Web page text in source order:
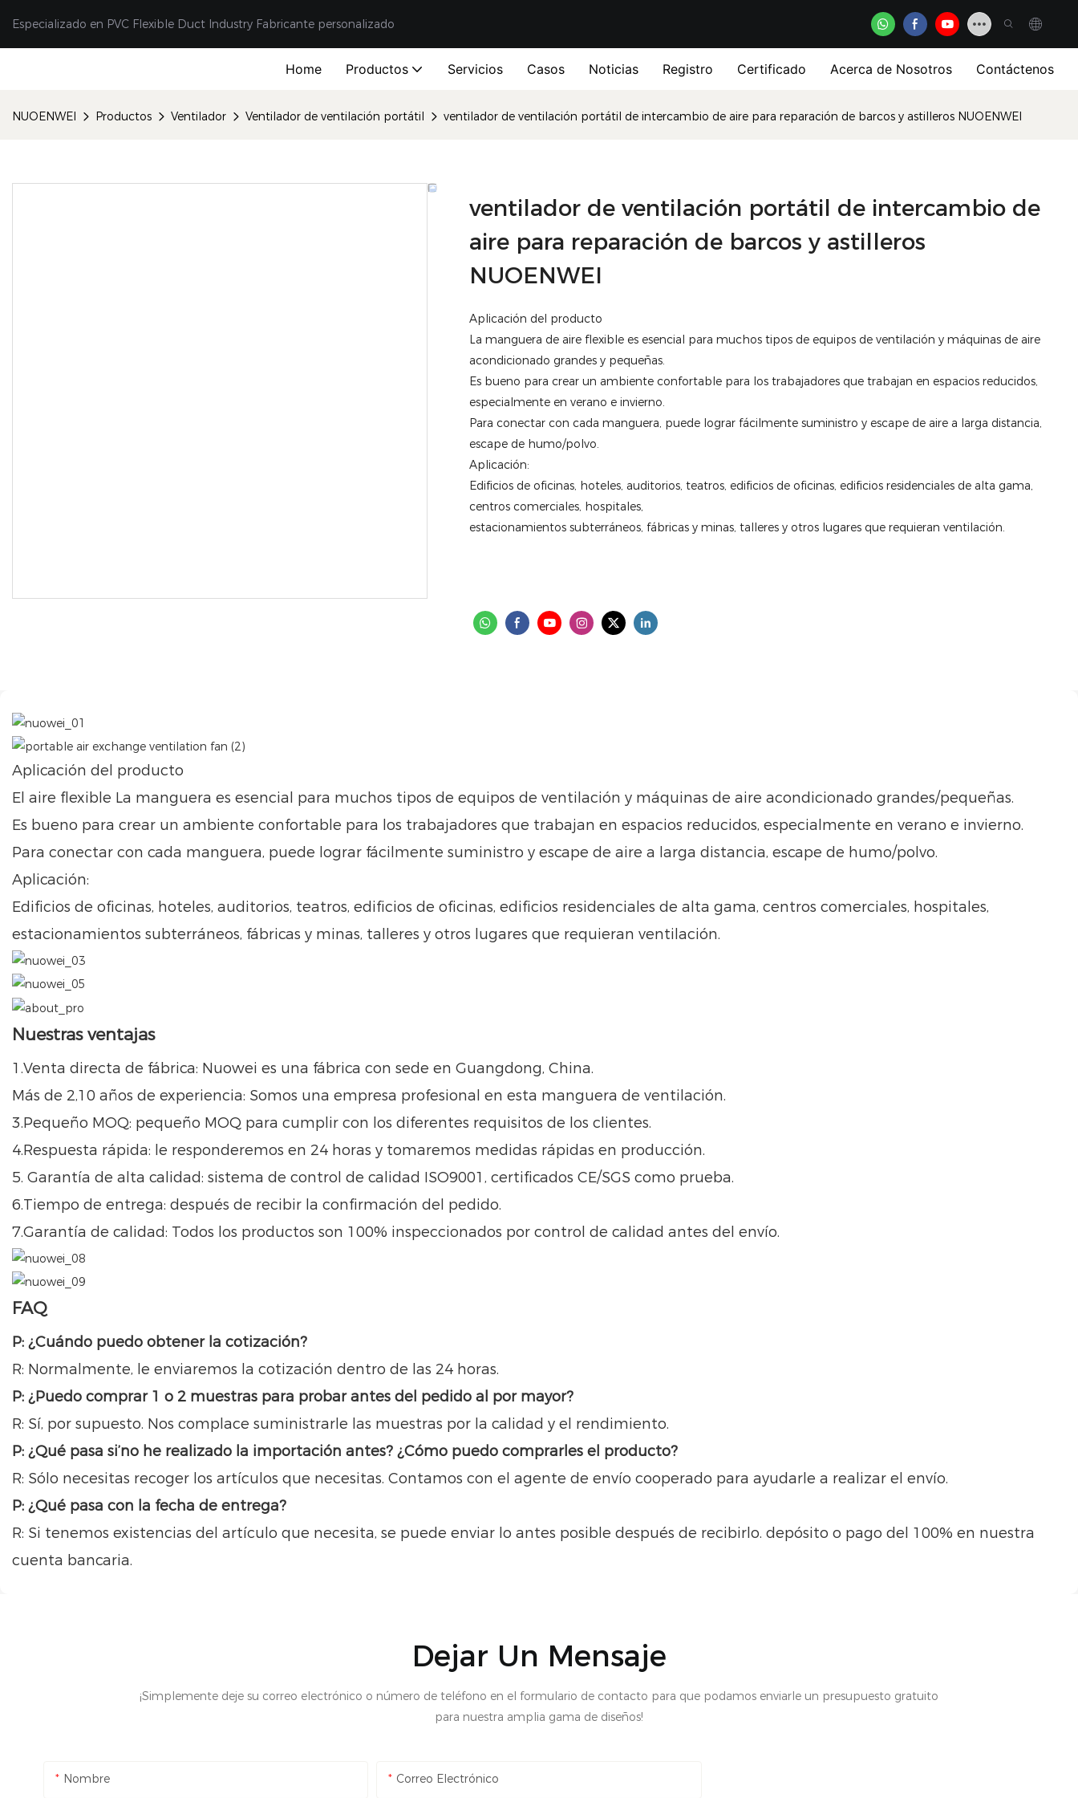
Especializado en PVC Flexible Duct Industry Fabricante personalizado
Home Productos Servicios Casos Noticias Registro Certificado Acerca de Nosotros Contáctenos
NUOENWEI Productos Ventilador Ventilador de ventilación portátil ventilador de ventilación portátil de intercambio de aire para reparación de barcos y astilleros NUOENWEI
ventilador de ventilación portátil de intercambio de
aire para reparación de barcos y astilleros
NUOENWEI
Aplicación del producto
La manguera de aire flexible es esencial para muchos tipos de equipos de ventilación y máquinas de aire
acondicionado grandes y pequeñas.
Es bueno para crear un ambiente confortable para los trabajadores que trabajan en espacios reducidos,
especialmente en verano e invierno.
Para conectar con cada manguera, puede lograr fácilmente suministro y escape de aire a larga distancia,
escape de humo/polvo.
Aplicación:
Edificios de oficinas, hoteles, auditorios, teatros, edificios de oficinas, edificios residenciales de alta gama,
centros comerciales, hospitales,
estacionamientos subterráneos, fábricas y minas, talleres y otros lugares que requieran ventilación.
Aplicación del producto
El aire flexible La manguera es esencial para muchos tipos de equipos de ventilación y máquinas de aire acondicionado grandes/pequeñas.
Es bueno para crear un ambiente confortable para los trabajadores que trabajan en espacios reducidos, especialmente en verano e invierno.
Para conectar con cada manguera, puede lograr fácilmente suministro y escape de aire a larga distancia, escape de humo/polvo.
Aplicación:
Edificios de oficinas, hoteles, auditorios, teatros, edificios de oficinas, edificios residenciales de alta gama, centros comerciales, hospitales,
estacionamientos subterráneos, fábricas y minas, talleres y otros lugares que requieran ventilación.
Nuestras ventajas
1.Venta directa de fábrica: Nuowei es una fábrica con sede en Guangdong, China.
Más de 2,10 años de experiencia: Somos una empresa profesional en esta manguera de ventilación.
3.Pequeño MOQ: pequeño MOQ para cumplir con los diferentes requisitos de los clientes.
4.Respuesta rápida: le responderemos en 24 horas y tomaremos medidas rápidas en producción.
5. Garantía de alta calidad: sistema de control de calidad ISO9001, certificados CE/SGS como prueba.
6.Tiempo de entrega: después de recibir la confirmación del pedido.
7.Garantía de calidad: Todos los productos son 100% inspeccionados por control de calidad antes del envío.
FAQ
P: ¿Cuándo puedo obtener la cotización?
R: Normalmente, le enviaremos la cotización dentro de las 24 horas.
P: ¿Puedo comprar 1 o 2 muestras para probar antes del pedido al por mayor?
R: Sí, por supuesto. Nos complace suministrarle las muestras por la calidad y el rendimiento.
P: ¿Qué pasa si’no he realizado la importación antes? ¿Cómo puedo comprarles el producto?
R: Sólo necesitas recoger los artículos que necesitas. Contamos con el agente de envío cooperado para ayudarle a realizar el envío.
P: ¿Qué pasa con la fecha de entrega?
R: Si tenemos existencias del artículo que necesita, se puede enviar lo antes posible después de recibirlo. depósito o pago del 100% en nuestra
cuenta bancaria.
Dejar Un Mensaje
¡Simplemente deje su correo electrónico o número de teléfono en el formulario de contacto para que podamos enviarle un presupuesto gratuito
para nuestra amplia gama de diseños!
Nombre Correo Electrónico